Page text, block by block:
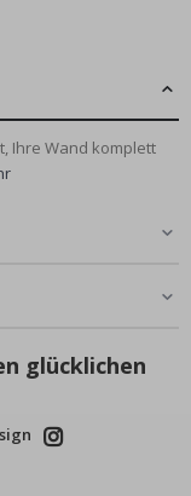
Ihre Wand komplett
glücklichen